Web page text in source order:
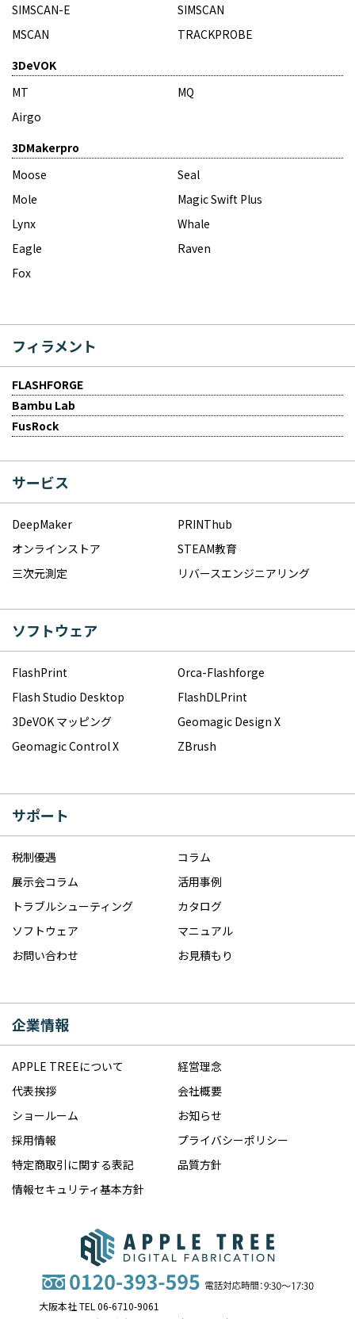
SIMSCAN-E
SIMSCAN
MSCAN
TRACKPROBE
3DeVOK
MT
MQ
Airgo
3DMakerpro
Moose
Seal
Mole
Magic Swift Plus
Lynx
Whale
Eagle
Raven
Fox
フィラメント
FLASHFORGE
Bambu Lab
FusRock
サービス
DeepMaker
PRINThub
オンラインストア
STEAM教育
三次元測定
リバースエンジニアリング
ソフトウェア
FlashPrint
Orca-Flashforge
Flash Studio Desktop
FlashDLPrint
3DeVOK マッピング
Geomagic Design X
Geomagic Control X
ZBrush
サポート
税制優遇
コラム
展示会コラム
活用事例
トラブルシューティング
カタログ
ソフトウェア
マニュアル
お問い合わせ
お見積もり
企業情報
APPLE TREEについて
経営理念
代表挨拶
会社概要
ショールーム
お知らせ
採用情報
プライバシーポリシー
特定商取引に関する表記
品質方針
情報セキュリティ基本方針
大阪本社 TEL 06-6710-9061